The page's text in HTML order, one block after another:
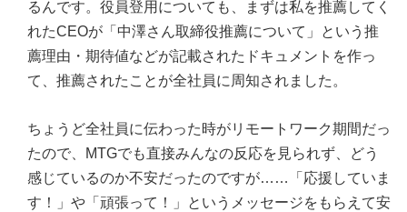
るんです。役員登用についても、まずは私を推薦してく
れたCEOが「中澤さん取締役推薦について」という推
薦理由・期待値などが記載されたドキュメントを作っ
て、推薦されたことが全社員に周知されました。
ちょうど全社員に伝わった時がリモートワーク期間だっ
たので、MTGでも直接みんなの反応を見られず、どう
感じているのか不安だったのですが……「応援していま
す！」や「頑張って！」というメッセージをもらえて安